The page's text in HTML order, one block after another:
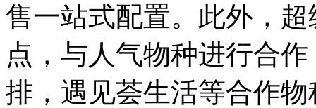
售一站式配置。此外，
点，与人气物种进行合
排，遇见荟生活等合作